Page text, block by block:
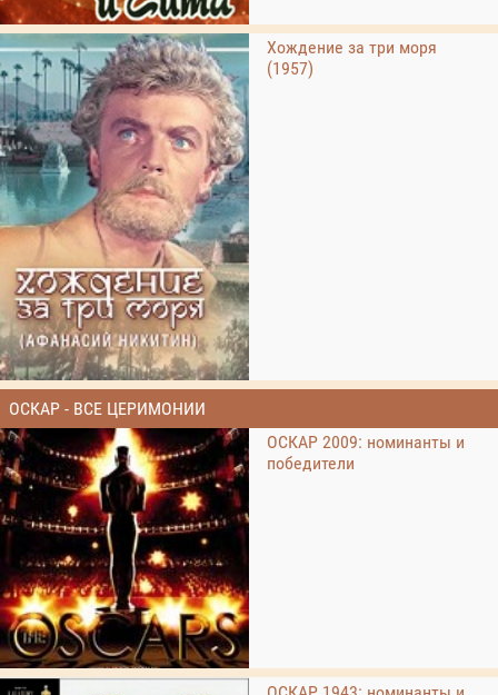
Хождение за три моря
(1957)
ОСКАР - ВСЕ ЦЕРИМОНИИ
ОСКАР 2009: номинанты и
победители